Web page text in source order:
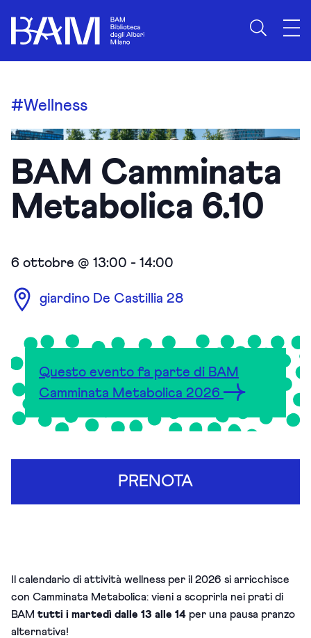
#Wellness
BAM Camminata
Metabolica 6.10
Il calendario di attività wellness per il 2026 si arricchisce
con Camminata Metabolica: vieni a scoprirla nei prati di
BAM tutti i martedì dalle 13 alle 14 per una pausa pranzo
alternativa!
6 ottobre @ 13:00 - 14:00
giardino De Castillia 28
Questo evento fa parte di BAM
Camminata Metabolica 2026
PRENOTA